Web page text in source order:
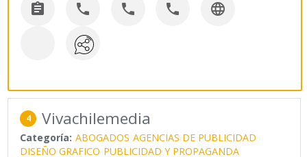
    
4 Vivachilemedia
Categoría: ABOGADOS AGENCIAS DE PUBLICIDAD
DISEÑO GRAFICO PUBLICIDAD Y PROPAGANDA